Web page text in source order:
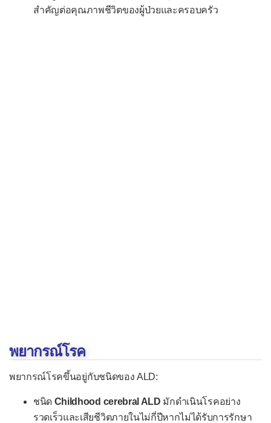
สำคัญต่อคุณภาพชีวิตของผู้ป่วยและครอบครัว
พยากรณ์โรค
พยากรณ์โรคขึ้นอยู่กับชนิดของ ALD:
ชนิด Childhood cerebral ALD มักดำเนินโรคอย่าง
รวดเร็วและเสียชีวิตภายในไม่กี่ปีหากไม่ได้รับการรักษา